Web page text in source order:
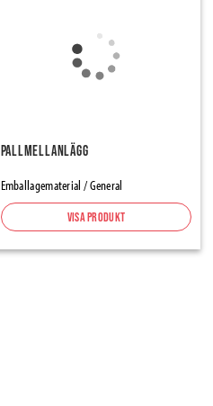
Pallmellanlägg
Emballagematerial / General
Visa produkt